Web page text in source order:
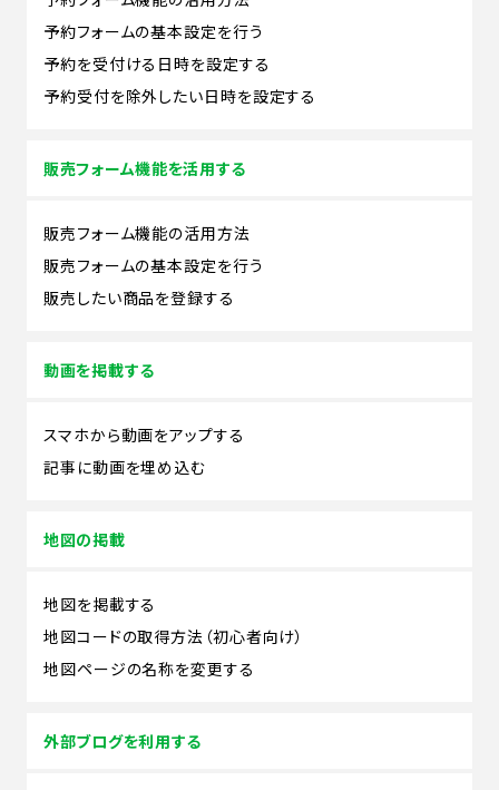
予約フォームの基本設定を行う
予約を受付ける日時を設定する
予約受付を除外したい日時を設定する
販売フォーム機能を活用する
販売フォーム機能の活用方法
販売フォームの基本設定を行う
販売したい商品を登録する
動画を掲載する
スマホから動画をアップする
記事に動画を埋め込む
地図の掲載
地図を掲載する
地図コードの取得方法（初心者向け）
地図ページの名称を変更する
外部ブログを利用する